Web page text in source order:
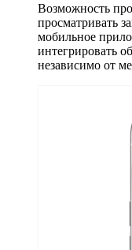
Возможность
просматривать
мобильное
интегрировать
независимо от